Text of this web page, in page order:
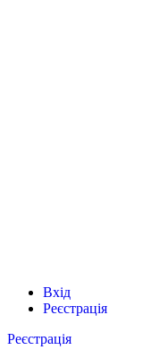
Вхід
Реєстрація
Реєстрація